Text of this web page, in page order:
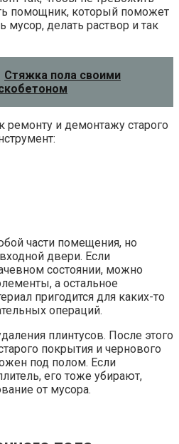
помощник, который поможет
мусор, делать раствор и так
Стяжка пола своими
ремонту и демонтажу старого
части помещения, но
двери. Если
состоянии, можно
а остальное
пригодится для каких-то
операций.
плинтусов. После этого
покрытия и чернового
под полом. Если
его тоже убирают,
от мусора.